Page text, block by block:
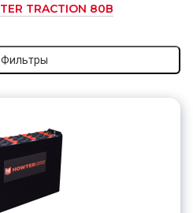
TRACTION 80В
Фильтры